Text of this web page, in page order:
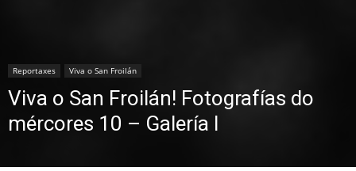
Reportaxes Viva o San Froilán
Viva o San Froilán! Fotografías do
mércores 10 – Galería I